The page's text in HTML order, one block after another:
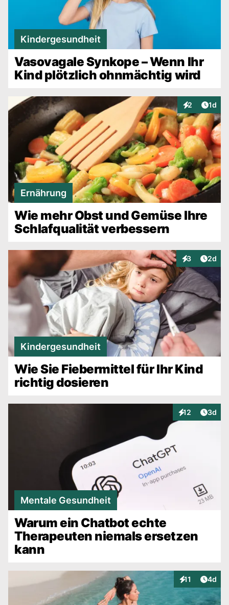
Kindergesundheit
Vasovagale Synkope – Wenn Ihr
Kind plötzlich ohnmächtig wird
2
Interaktionen
1d
Ernährung
Wie mehr Obst und Gemüse Ihre
Schlafqualität verbessern
3
Interaktionen
2d
Kindergesundheit
Wie Sie Fiebermittel für Ihr Kind
richtig dosieren
12
Interaktionen
3d
Mentale Gesundheit
Warum ein Chatbot echte
Therapeuten niemals ersetzen
kann
11
Interaktionen
4d